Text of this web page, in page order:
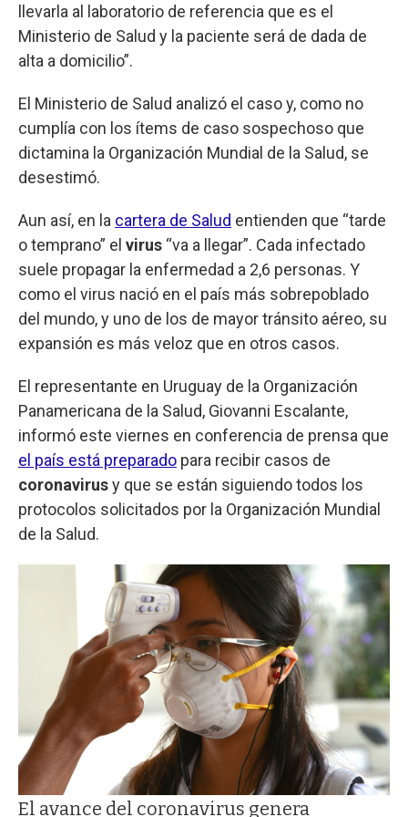
llevarla al laboratorio de referencia que es el
Ministerio de Salud y la paciente será de dada de
alta a domicilio”.
El Ministerio de Salud analizó el caso y, como no
cumplía con los ítems de caso sospechoso que
dictamina la Organización Mundial de la Salud, se
desestimó.
Aun así, en la cartera de Salud entienden que “tarde
o temprano” el virus “va a llegar”. Cada infectado
suele propagar la enfermedad a 2,6 personas. Y
como el virus nació en el país más sobrepoblado
del mundo, y uno de los de mayor tránsito aéreo, su
expansión es más veloz que en otros casos.
El representante en Uruguay de la Organización
Panamericana de la Salud, Giovanni Escalante,
informó este viernes en conferencia de prensa que
el país está preparado para recibir casos de
coronavirusy que se están siguiendo todos los
protocolos solicitados por la Organización Mundial
de la Salud.
El avance del coronavirus genera